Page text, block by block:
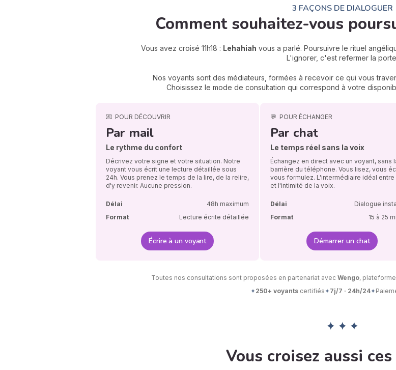
3 FAÇONS DE DIALOGUER
Comment souhaitez-vous
Vous avez croisé 11h18 : Lehahiah vous a parlé. Poursuivre le rituel
L'ignorer, c'est refermer la
Nos voyants sont des médiateurs, formées à recevoir ce qui vous
Choisissez le mode de consultation qui correspond à votre
💌 POUR DÉCOUVRIR
Par mail
Le rythme du confort
Décrivez votre signe et votre situation. Notre
voyant vous écrit une lecture détaillée sous
24h. Vous prenez le temps de la lire, de la relire,
d'y revenir. Aucune pression.
Délai
48h maximum
Format
Lecture écrite détaillée
Écrire à un voyant
💬 POUR ÉCHANGER
Par chat
Le temps réel sans la voix
Échangez en direct avec un voyant, sans
barrière du téléphone. Vous lisez, vous
vous formulez. L'intermédiaire idéal
et l'intimité de la voix.
Délai
Dialogue
Format
15 à 25
Démarrer un chat
Toutes nos consultations sont proposées en partenariat avec Wengo,
✦250+ voyantscertifiés✦7j/7 · 24h/24✦
✦ ✦ ✦
Vous croisez aussi